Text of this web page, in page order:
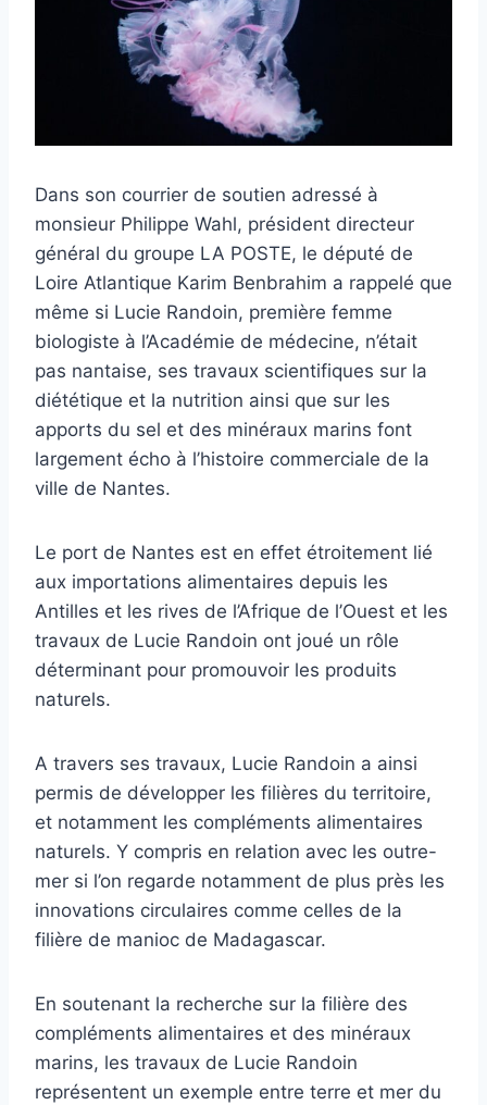
Dans son courrier de soutien adressé à
monsieur Philippe Wahl, président directeur
général du groupe LA POSTE, le député de
Loire Atlantique Karim Benbrahim a rappelé que
même si Lucie Randoin, première femme
biologiste à l’Académie de médecine, n’était
pas nantaise, ses travaux scientifiques sur la
diététique et la nutrition ainsi que sur les
apports du sel et des minéraux marins font
largement écho à l’histoire commerciale de la
ville de Nantes.
Le port de Nantes est en effet étroitement lié
aux importations alimentaires depuis les
Antilles et les rives de l’Afrique de l’Ouest et les
travaux de Lucie Randoin ont joué un rôle
déterminant pour promouvoir les produits
naturels.
A travers ses travaux, Lucie Randoin a ainsi
permis de développer les filières du territoire,
et notamment les compléments alimentaires
naturels. Y compris en relation avec les outre-
mer si l’on regarde notamment de plus près les
innovations circulaires comme celles de la
filière de manioc de Madagascar.
En soutenant la recherche sur la filière des
compléments alimentaires et des minéraux
marins, les travaux de Lucie Randoin
représentent un exemple entre terre et mer du